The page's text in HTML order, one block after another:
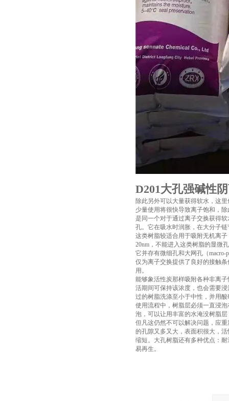
D201大孔强碱性
除此另外可以大量获得软水，这
少量使用将很快导致离子饱和，
是同一个对于通过离子交换获得
孔。它在吸水时润胀，在大分子链
这类树脂较适合用于吸附无机离
20nm，不能进入这类树脂的显微
它并存有微细孔和大网孔（
仅为离子交换提供了良好的接触
用。
能够象活性炭那样吸附各种非离
活期间可保持该浓度，也会需要
过的树脂洗涤至小于中性，并用
使用流程中，树脂层必须一直浸
泡，可以让用丰富的水淹没树脂
但凡这仍然不可以解决问题，应
的孔隙又多又大，表面积很大，
缩短。大孔树脂还有多种优点：
易再生。